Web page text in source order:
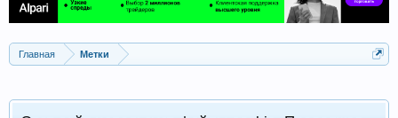
Главная Метки